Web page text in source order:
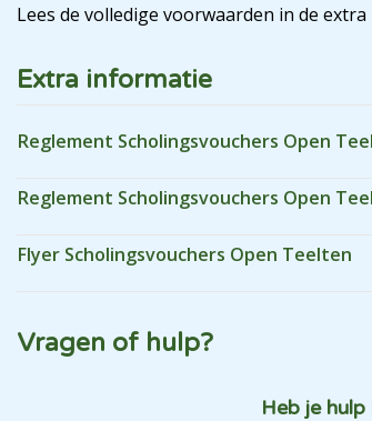
Lees de volledige voorwaarden in de
Extra informatie
Reglement Scholingsvouchers Open
Reglement Scholingsvouchers Open
Flyer Scholingsvouchers Open Teelten
Vragen of hulp?
Heb je